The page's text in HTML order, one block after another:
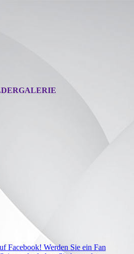
Facebook! Werden Sie ein Fan